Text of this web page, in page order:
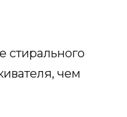
стирального
чем